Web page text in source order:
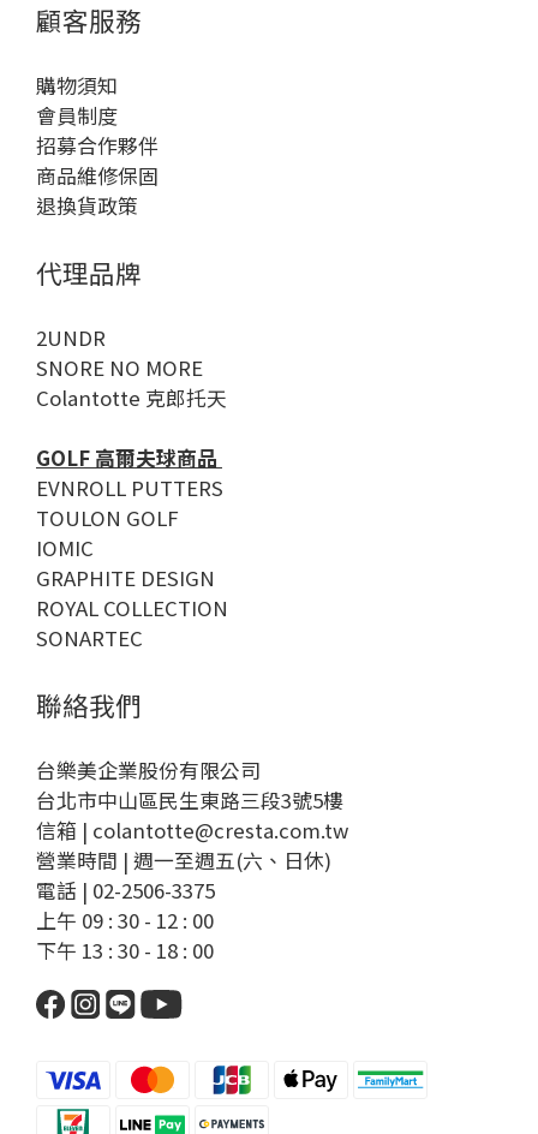
顧客服務
購物須知
會員制度
招募合作夥伴
商品維修保固
退換貨政策
代理品牌
2UNDR
SNORE NO MORE
Colantotte 克郎托天
GOLF 高爾夫球商品
EVNROLL PUTTERS
TOULON GOLF
IOMIC
GRAPHITE DESIGN
ROYAL COLLECTION
SONARTEC
聯絡我們
台樂美企業股份有限公司
台北市中山區民生東路三段3號5樓
信箱 | colantotte@cresta.com.tw
營業時間 | 週一至週五(六、日休)
電話 | 02-2506-3375
上午 09 : 30 - 12 : 00
下午 13 : 30 - 18 : 00